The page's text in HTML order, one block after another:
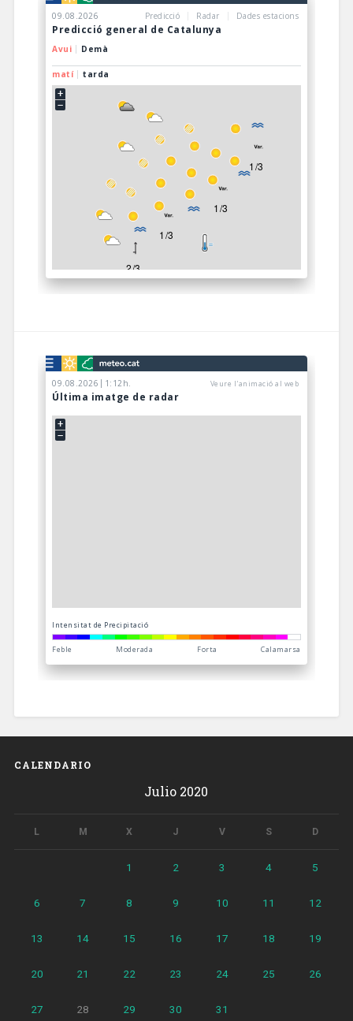
CALENDARIO
Julio 2020
L M X J V S D
1 2 3 4 5
6 7 8 9 10 11 12
13 14 15 16 17 18 19
20 21 22 23 24 25 26
27 28 29 30 31